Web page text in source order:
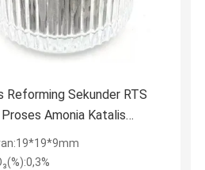
Reforming Sekunder RTS
Amonia Katalis
Berbasis Nikel